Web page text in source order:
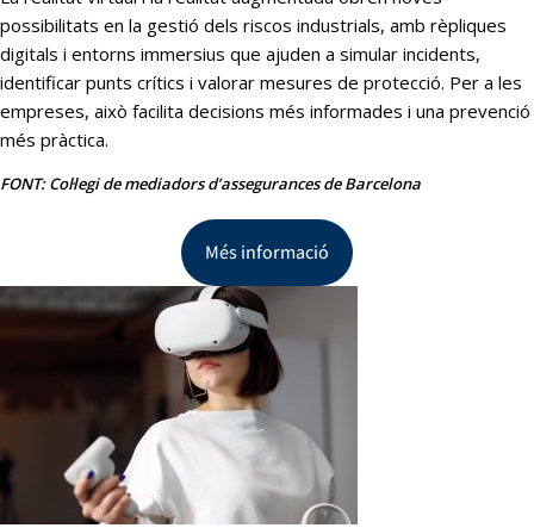
possibilitats en la gestió dels riscos industrials, amb rèpliques
digitals i entorns immersius que ajuden a simular incidents,
identificar punts crítics i valorar mesures de protecció. Per a les
empreses, això facilita decisions més informades i una prevenció
més pràctica.
FONT: Col·legi de mediadors d’assegurances de Barcelona
Més informació